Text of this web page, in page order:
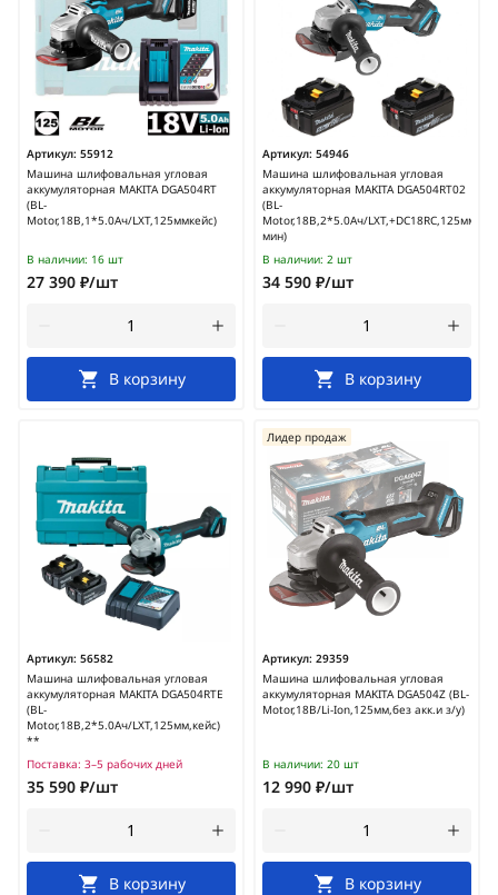
Артикул: 55912
Машина шлифовальная угловая
аккумуляторная MAKITA DGA504RT
(BL-
Motor,18В,1*5.0Ач/LXT,125ммкейс)
В наличии: 16 шт
27 390 ₽/шт
В корзину
Артикул: 54946
Машина шлифовальная угловая
аккумуляторная MAKITA DGA504RT02
(BL-
Motor,18В,2*5.0Ач/
мин)
В наличии: 2 шт
34 590 ₽/шт
В корзину
Артикул: 56582
Машина шлифовальная угловая
аккумуляторная MAKITA DGA504RTE
(BL-
Motor,18В,2*5.0Ач/LXT,125мм,кейс)
**
Поставка: 3–5 рабочих дней
35 590 ₽/шт
В корзину
Артикул: 29359
Машина шлифовальная угловая
аккумуляторная MAKITA DGA504Z (BL-
Motor,18В/Li-Ion,125мм,без акк.и з/у)
Лидер продаж
В наличии: 20 шт
12 990 ₽/шт
В корзину